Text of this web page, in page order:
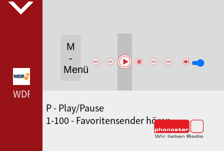
WDR 4 --- WDR 4 ---
BR-KLASSIK --- BR-KLASSIK ---
M
-
Menü
P - Play/Pause
1-100 - Favoritensender hören